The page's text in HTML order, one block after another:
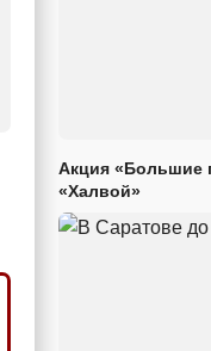
Акция «Большие
«Халвой»